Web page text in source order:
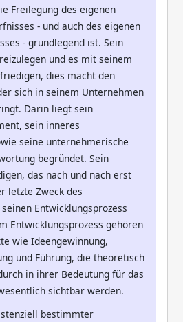
Freilegung des eigenen
- und auch des eigenen
- grundlegend ist. Sein
und es mit seinem
dies macht den
sich in seinem Unternehmen
Darin liegt sein
sein inneres
seine unternehmerische
begründet. Sein
das nach und nach erst
letzte Zweck des
Entwicklungsprozess
Entwicklungsprozess gehören
wie Ideengewinnung,
und Führung, die theoretisch
in ihrer Bedeutung für das
sichtbar werden.
bestimmter